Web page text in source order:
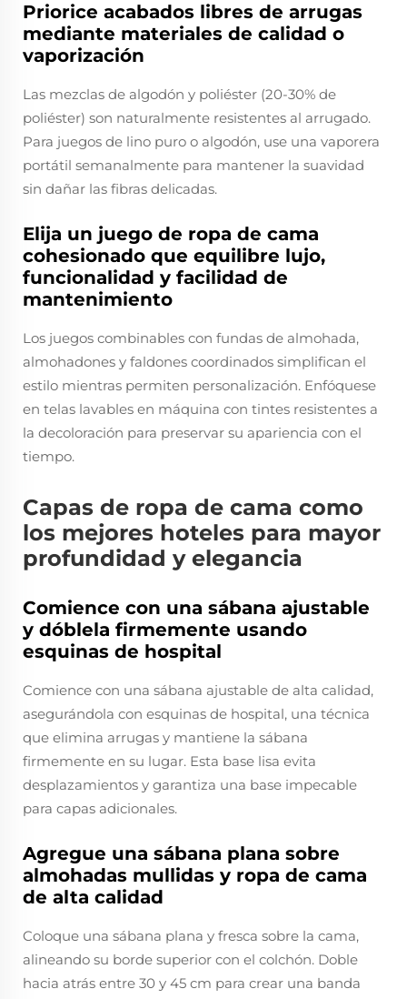
Priorice acabados libres de arrugas
mediante materiales de calidad o
vaporización
Las mezclas de algodón y poliéster (20-30% de
poliéster) son naturalmente resistentes al arrugado.
Para juegos de lino puro o algodón, use una vaporera
portátil semanalmente para mantener la suavidad
sin dañar las fibras delicadas.
Elija un juego de ropa de cama
cohesionado que equilibre lujo,
funcionalidad y facilidad de
mantenimiento
Los juegos combinables con fundas de almohada,
almohadones y faldones coordinados simplifican el
estilo mientras permiten personalización. Enfóquese
en telas lavables en máquina con tintes resistentes a
la decoloración para preservar su apariencia con el
tiempo.
Capas de ropa de cama como
los mejores hoteles para mayor
profundidad y elegancia
Comience con una sábana ajustable
y dóblela firmemente usando
esquinas de hospital
Comience con una sábana ajustable de alta calidad,
asegurándola con esquinas de hospital, una técnica
que elimina arrugas y mantiene la sábana
firmemente en su lugar. Esta base lisa evita
desplazamientos y garantiza una base impecable
para capas adicionales.
Agregue una sábana plana sobre
almohadas mullidas y ropa de cama
de alta calidad
Coloque una sábana plana y fresca sobre la cama,
alineando su borde superior con el colchón. Doble
hacia atrás entre 30 y 45 cm para crear una banda